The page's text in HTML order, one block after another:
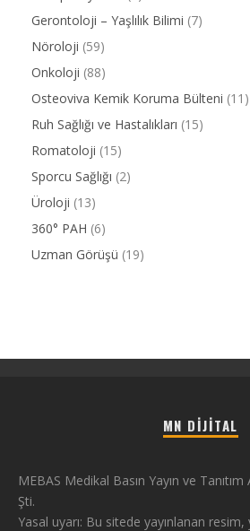
Gerontoloji – Yaşlılık Bilimi (7)
Nöroloji (59)
Onkoloji (88)
Osteoviva Kemik Koruma Bülteni (11)
Ruh Sağlığı ve Hastalıkları (15)
Romatoloji (15)
Sporcu Sağlığı (2)
Üroloji (13)
360° PAH (6)
Uzman Görüşü (19)
MN DIJITAL
MEBAS Medikal Basın Yayın ve
Şti.
Yasal uyarı: Bu sitede yayınlanan resim,